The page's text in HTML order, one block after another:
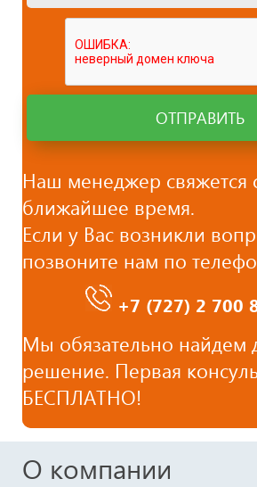
ОТПРАВИТЬ
Наш менеджер свяжется
ближайшее время.
Если у Вас возникли
позвоните нам по
+7 (727) 2 700
Мы обязательно найдем
решение. Первая
БЕСПЛАТНО!
О компании